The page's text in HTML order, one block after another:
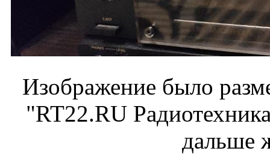
Изображение было
"RT22.RU
дальше